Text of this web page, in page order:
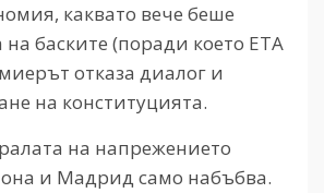
каквато вече беше
на баските (поради което ЕТА
отказа диалог и
на конституцията.
на напрежението
и Мадрид само набъбва.